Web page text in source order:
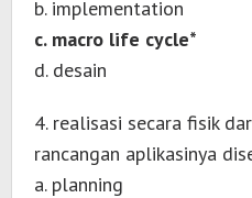
b. implementation
c. macro life cycle*
d. desain
4. realisasi secara fisik
rancangan aplikasinya
a. planning